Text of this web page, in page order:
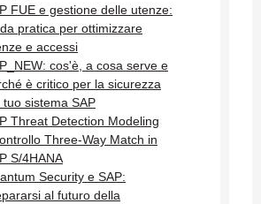
FUE e gestione delle utenze:
pratica per ottimizzare
e accessi
cos'è, a cosa serve e
è critico per la sicurezza
tuo sistema SAP
Threat Detection Modeling
Three-Way Match in
S/4HANA
Security e SAP:
al futuro della